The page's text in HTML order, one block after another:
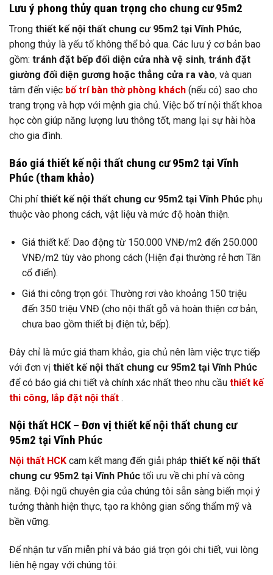
Lưu ý phong thủy quan trọng cho chung cư 95m2
Trong thiết kế nội thất chung cư 95m2 tại Vĩnh Phúc,
phong thủy là yếu tố không thể bỏ qua. Các lưu ý cơ bản bao
gồm: tránh đặt bếp đối diện cửa nhà vệ sinh, tránh đặt
giường đối diện gương hoặc thẳng cửa ra vào, và quan
tâm đến việc bố trí bàn thờ phòng khách (nếu có) sao cho
trang trọng và hợp với mệnh gia chủ. Việc bố trí nội thất khoa
học còn giúp năng lượng lưu thông tốt, mang lại sự hài hòa
cho gia đình.
Báo giáthiết kế nội thất chung cư 95m2 tại Vĩnh
Phúc (tham khảo)
Chi phíthiết kế nội thất chung cư 95m2 tại Vĩnh Phúc phụ
thuộc vào phong cách, vật liệu và mức độ hoàn thiện.
Giá thiết kế: Dao động từ 150.000 VNĐ/m2 đến 250.000
VNĐ/m2 tùy vào phong cách (Hiện đại thường rẻ hơn Tân
cổ điển).
Giá thi công trọn gói: Thường rơi vào khoảng 150 triệu
đến 350 triệu VNĐ (cho nội thất gỗ và hoàn thiện cơ bản,
chưa bao gồm thiết bị điện tử, bếp).
Đây chỉ là mức giá tham khảo, gia chủ nên làm việc trực tiếp
với đơn vị thiết kế nội thất chung cư 95m2 tại Vĩnh Phúc
để có báo giá chi tiết và chính xác nhất theo nhu cầu thiết kế
thi công, lắp đặt nội thất .
Nội thất HCK – Đơn vị thiết kế nội thất chung cư
95m2 tại Vĩnh Phúc
Nội thất HCK cam kết mang đến giải pháp thiết kế nội thất
chung cư 95m2 tại Vĩnh Phúc tối ưu về chi phí và công
năng. Đội ngũ chuyên gia của chúng tôi sẵn sàng biến mọi ý
tưởng thành hiện thực, tạo ra không gian sống thẩm mỹ và
bền vững.
Để nhận tư vấn miễn phí và báo giá trọn gói chi tiết, vui lòng
liên hệ ngay với chúng tôi: